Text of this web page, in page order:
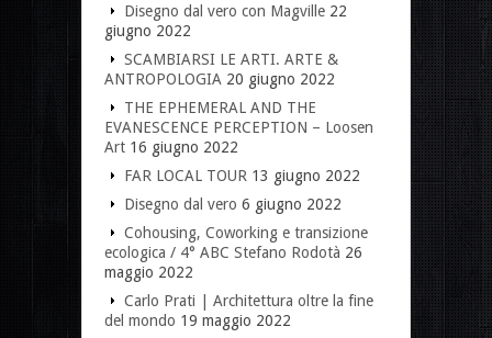
Disegno dal vero con Magville 22
giugno 2022
SCAMBIARSI LE ARTI. ARTE &
ANTROPOLOGIA 20 giugno 2022
THE EPHEMERAL AND THE
EVANESCENCE PERCEPTION – Loosen
Art 16 giugno 2022
FAR LOCAL TOUR 13 giugno 2022
Disegno dal vero 6 giugno 2022
Cohousing, Coworking e transizione
ecologica / 4° ABC Stefano Rodotà 26
maggio 2022
Carlo Prati | Architettura oltre la fine
del mondo 19 maggio 2022